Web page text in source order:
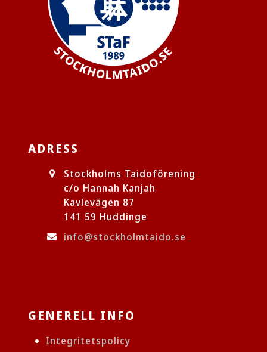
ADRESS
Stockholms Taidoförening
c/o Hannah Kanjah
Kavlevägen 87
141 59 Huddinge
info@stockholmtaido.se
GENERELL INFO
Integritetspolicy